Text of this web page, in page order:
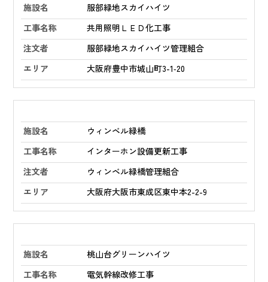
服部緑地スカイハイツ
共用照明ＬＥＤ化工事
服部緑地スカイハイツ管理組合
大阪府豊中市城山町3-1‑20
ウィンベル緑橋
インターホン設備更新工事
ウィンベル緑橋管理組合
大阪府大阪市東成区東中本2-2-9
桃山台グリーンハイツ
電気幹線改修工事